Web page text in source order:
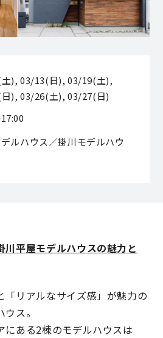
来店・見学予約
プコーポレートサイト
の空間コーディネート
素材の家
力度計算 全棟標準
), 03/13(日), 03/19(土),
), 03/26(土), 03/27(日)
ルハウス／掛川モデルハウ
川平屋モデルハウスの魅力と
「リアルなサイズ感」が魅力の
ス。
にある2棟のモデルハウスは